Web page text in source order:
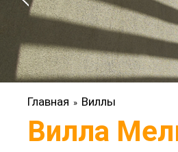
Главная » Виллы
Вилла